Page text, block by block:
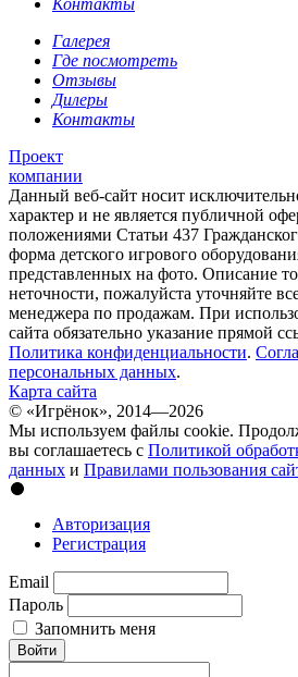
Галерея
Где посмотреть
Отзывы
Дилеры
Контакты
Проект
компании
Данный веб-сайт носит
характер и не является публичной
положениями Статьи 437
форма детского игрового
представленных на фото. Описание
неточности, пожалуйста уточняйте
менеджера по продажам. При
сайта обязательно указание прямой
Политика конфиденциальности.
персональных данных.
Карта сайта
© «Игрёнок», 2014—2026
Мы используем файлы cookie.
вы соглашаетесь с Политикой
данных и Правилами пользования
Авторизация
Регистрация
Email
Пароль
Запомнить меня
Войти